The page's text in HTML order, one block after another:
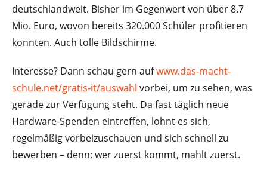
deutschlandweit. Bisher im Gegenwert von über 8.7
Mio. Euro, wovon bereits 320.000 Schüler profitieren
konnten. Auch tolle Bildschirme.
Interesse? Dann schau gern aufwww.das-macht-
schule.net/gratis-it/auswahl vorbei, um zu sehen, was
gerade zur Verfügung steht. Da fast täglich neue
Hardware-Spenden eintreffen, lohnt es sich,
regelmäßig vorbeizuschauen und sich schnell zu
bewerben – denn: wer zuerst kommt, mahlt zuerst.